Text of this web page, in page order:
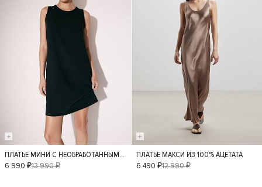
XS S
ПЛАТЬЕ МИНИ С НЕОБРАБОТАННЫМ КРАЕМ
6 990 ₽13 990 ₽ XS S
ПЛАТЬЕ МАКСИ ИЗ 100% АЦЕТАТА
6 490 ₽12 990 ₽